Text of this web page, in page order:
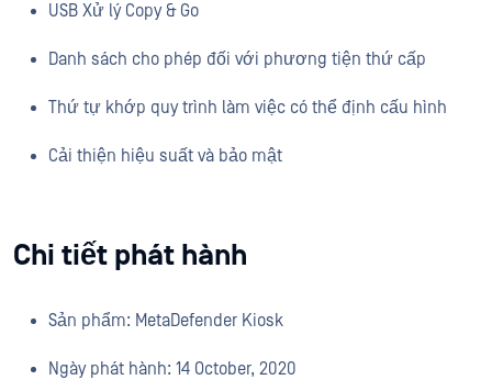
USB Xử lý Copy & Go
Danh sách cho phép đối với phương tiện thứ cấp
Thứ tự khớp quy trình làm việc có thể định cấu hình
Cải thiện hiệu suất và bảo mật
Chi tiết phát hành
Sản phẩm: MetaDefender Kiosk
Ngày phát hành: 14 October, 2020